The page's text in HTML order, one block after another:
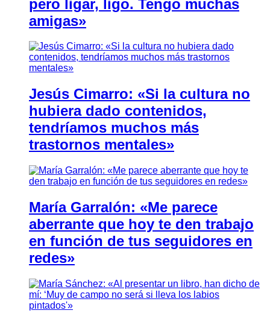
pero ligar, ligo. Tengo muchas
amigas»
Jesús Cimarro: «Si la cultura no
hubiera dado contenidos,
tendríamos muchos más
trastornos mentales»
María Garralón: «Me parece
aberrante que hoy te den trabajo
en función de tus seguidores en
redes»